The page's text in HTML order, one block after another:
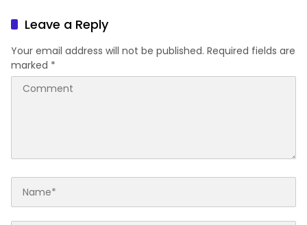
Leave a Reply
Your email address will not be published. Required fields are
marked *